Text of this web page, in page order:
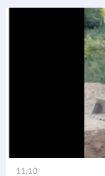
11:10